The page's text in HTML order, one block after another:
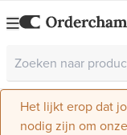
Het lijkt erop dat
nodig zijn om